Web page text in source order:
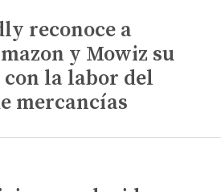
reconoce a
y Mowiz su
la labor del
mercancías